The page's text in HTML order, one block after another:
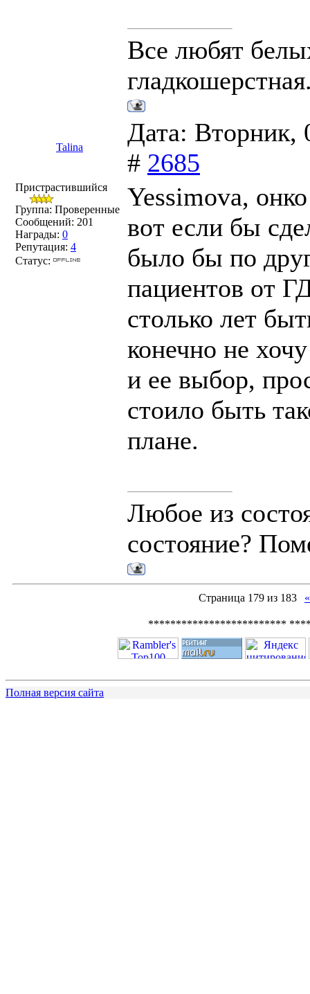
Все любят
Talina
Дата: Вторник,
# 2685
Пристрастившийся
Группа: Проверенные
Сообщений: 201
Награды: 0
Репутация: 4
Статус:
Yessimova,
вот если бы
было бы по
пациентов от
столько лет
конечно не
и ее выбор,
стоило быть
плане.
Любое из
состояние?
Страница 179 из 183 «
*************************
Полная версия сайта